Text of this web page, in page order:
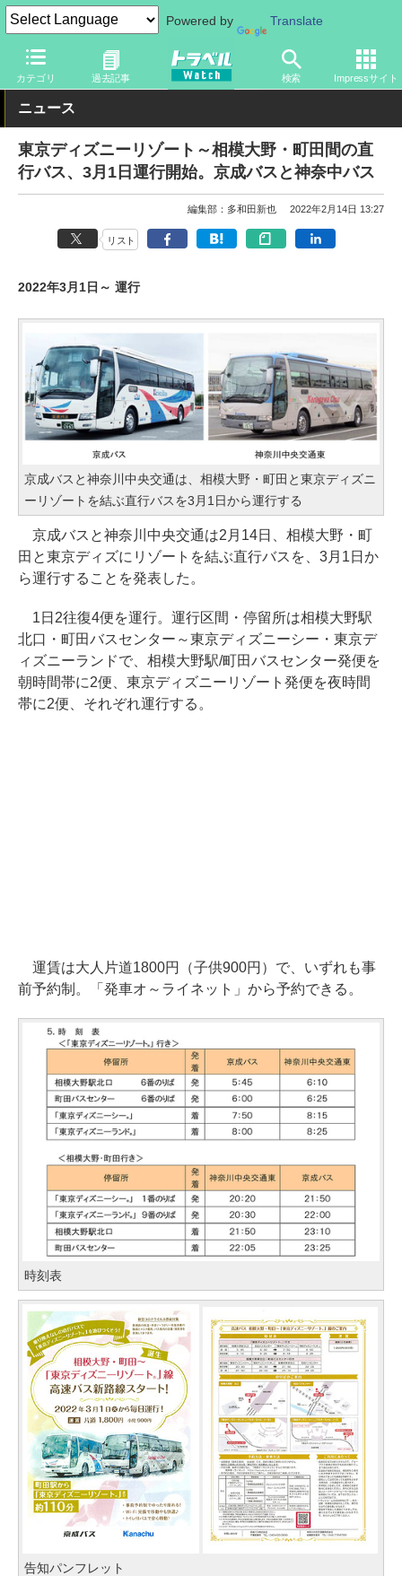
Powered by Translate
カテゴリ 過去記事 検索 Impressサイト
トラベル Watch 地域 国内旅行 東京
ニュース
東京ディズニーリゾート～相模大野・町田間の直
行バス、3月1日運行開始。京成バスと神奈中バス
編集部：多和田新也 2022年2月14日 13:27
リスト
2022年3月1日～ 運行
京成バスと神奈川中央交通は、相模大野・町田と東京ディズニ
ーリゾートを結ぶ直行バスを3月1日から運行する
京成バスと神奈川中央交通は2月14日、相模大野・町
田と東京ディズにリゾートを結ぶ直行バスを、3月1日か
ら運行することを発表した。
1日2往復4便を運行。運行区間・停留所は相模大野駅
北口・町田バスセンター～東京ディズニーシー・東京デ
ィズニーランドで、相模大野駅/町田バスセンター発便を
朝時間帯に2便、東京ディズニーリゾート発便を夜時間
帯に2便、それぞれ運行する。
運賃は大人片道1800円（子供900円）で、いずれも事
前予約制。「発車オ～ライネット」から予約できる。
時刻表
告知パンフレット